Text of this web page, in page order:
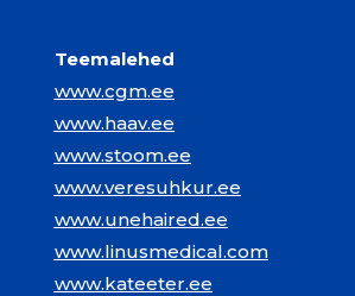
Teemalehed
www.cgm.ee
www.haav.ee
www.stoom.ee
www.veresuhkur.ee
www.unehaired.ee
www.linusmedical.com
www.kateeter.ee